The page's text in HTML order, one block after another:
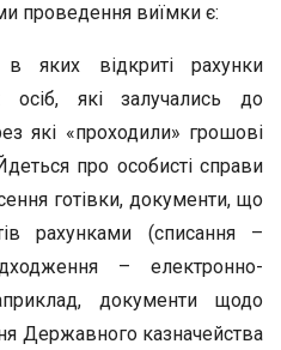
проведення виїмки є:
в яких відкриті рахунки
осіб, які залучались до
які «проходили» грошові
про особисті справи
готівки, документи, що
рахунками (списання –
– електронно-
документи щодо
Державного казначейства